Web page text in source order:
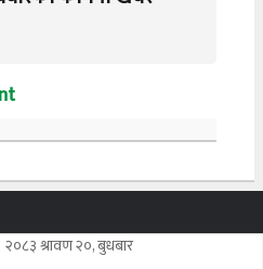
२०८३ श्रावण २०, बुधबार